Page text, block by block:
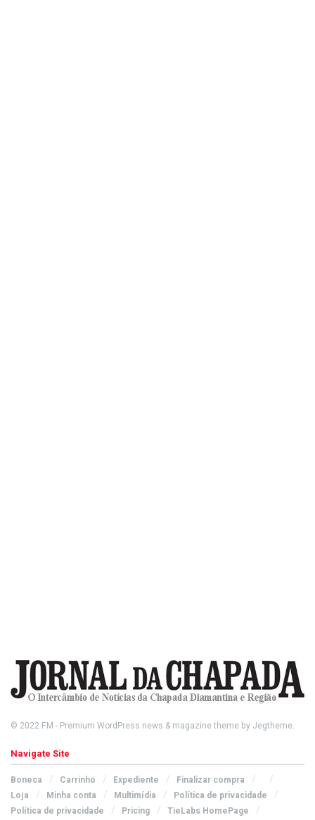
© 2022 FM - Premium WordPress news & magazine theme by Jegtheme.
Navigate Site
Boneca Carrinho Expediente
Finalizar compra
Loja
Minha conta Multimídia
Política de privacidade
Política de privacidade
Pricing TieLabs HomePage